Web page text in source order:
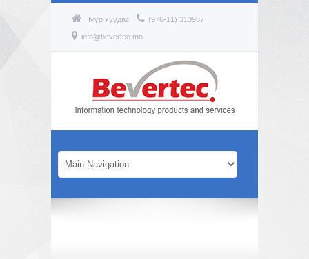
Нүүр хуудас (976-11) 313987
info@bevertec.mn